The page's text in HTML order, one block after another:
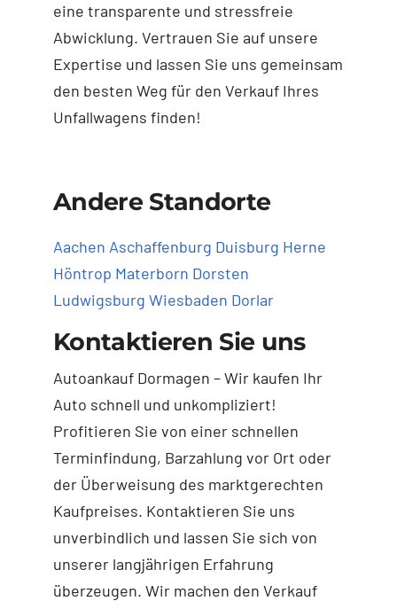
eine transparente und stressfreie
Abwicklung. Vertrauen Sie auf unsere
Expertise und lassen Sie uns gemeinsam
den besten Weg für den Verkauf Ihres
Unfallwagens finden!
Andere Standorte
Aachen Aschaffenburg Duisburg Herne
Höntrop Materborn Dorsten
Ludwigsburg Wiesbaden Dorlar
Kontaktieren Sie uns
Autoankauf Dormagen – Wir kaufen Ihr
Auto schnell und unkompliziert!
Profitieren Sie von einer schnellen
Terminfindung, Barzahlung vor Ort oder
der Überweisung des marktgerechten
Kaufpreises. Kontaktieren Sie uns
unverbindlich und lassen Sie sich von
unserer langjährigen Erfahrung
überzeugen. Wir machen den Verkauf